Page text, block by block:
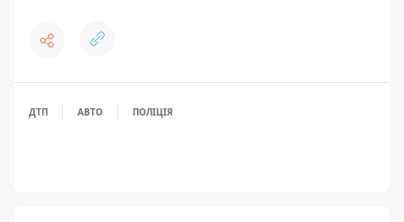
ДТП АВТО ПОЛІЦІЯ